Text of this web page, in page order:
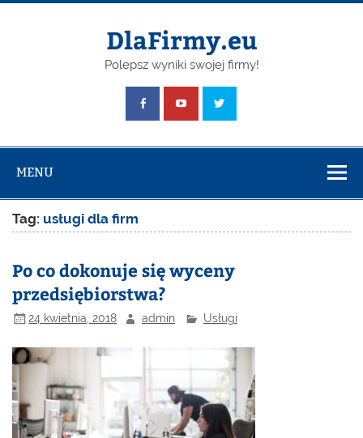
Skip
DlaFirmy.eu
Polepsz wyniki swojej firmy!
MENU
Tag: usługi dla firm
Po co dokonuje się wyceny
przedsiębiorstwa?
24 kwietnia, 2018 admin Usługi